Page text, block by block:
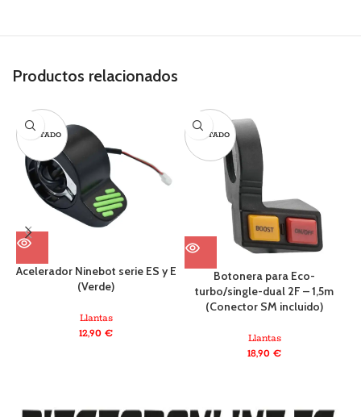
Productos relacionados
AGOTADO
Acelerador Ninebot serie ES y E
(Verde)
Llantas
12,90€
AGOTADO
Botonera para Eco-
turbo/single-dual 2F – 1,5m
(Conector SM incluido)
Llantas
18,90€